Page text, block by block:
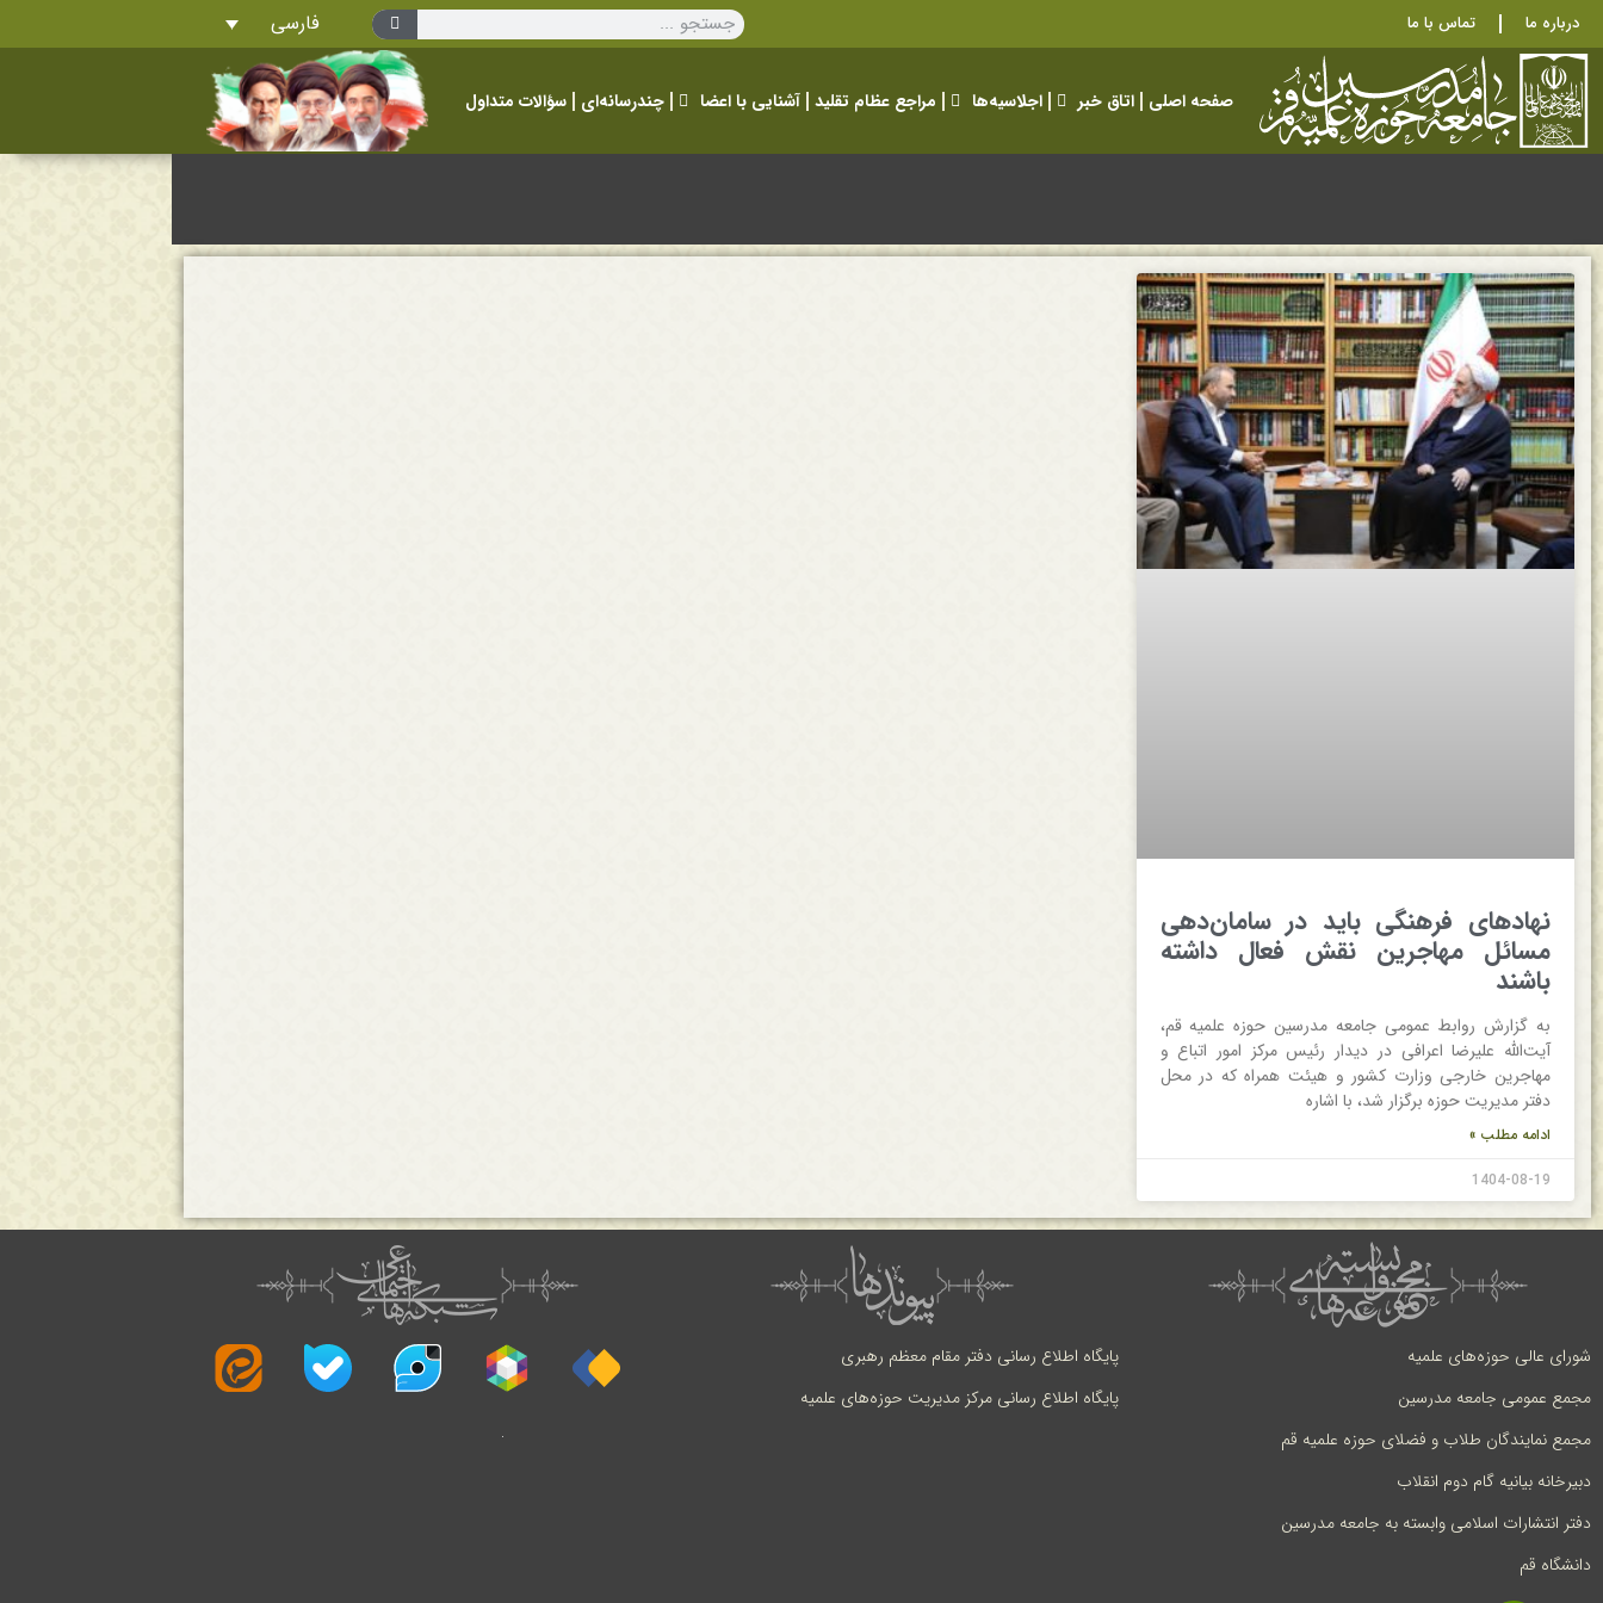
درباره ما تماس با ما فارسی
صفحه اصلی اتاق خبر اجلاسیه‌ها مراجع عظام تقلید آشنایی با اعضا چندرسانه‌ای سؤالات متداول
نهادهای فرهنگی باید در سامان‌دهی
مسائل مهاجرین نقش فعال داشته
باشند
به گزارش روابط عمومی جامعه مدرسین حوزه علمیه قم،
آیت‌الله علیرضا اعرافی در دیدار رئیس مرکز امور اتباع و
مهاجرین خارجی وزارت کشور و هیئت همراه که در محل
دفتر مدیریت حوزه برگزار شد، با اشاره
ادامه مطلب »
1404-08-19
شورای عالی حوزه‌های علمیه
مجمع عمومی جامعه مدرسین
مجمع نمایندگان طلاب و فضلای حوزه علمیه قم
دبیرخانه بیانیه گام دوم انقلاب
دفتر انتشارات اسلامی وابسته به جامعه مدرسین
دانشگاه قم
پایگاه اطلاع رسانی دفتر مقام معظم رهبری
پایگاه اطلاع رسانی مرکز مدیریت حوزه‌های علمیه